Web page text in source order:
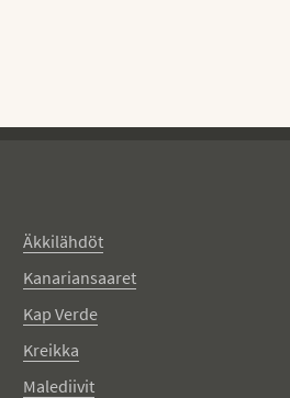
Äkkilähdöt
Kanariansaaret
Kap Verde
Kreikka
Malediivit